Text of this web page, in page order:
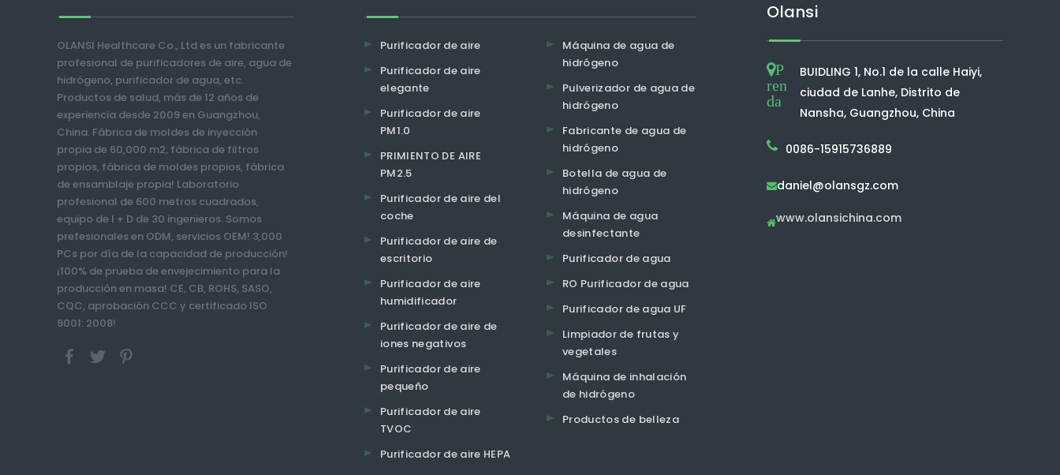
OLANSI Healthcare Co., Ltd es un fabricante
profesional de purificadores de aire, agua de
hidrógeno, purificador de agua, etc.
Productos de salud, más de 12 años de
experiencia desde 2009 en Guangzhou,
China. Fábrica de moldes de inyección
propia de 60,000 m2, fábrica de filtros
propios, fábrica de moldes propios, fábrica
de ensamblaje propia! Laboratorio
profesional de 600 metros cuadrados,
equipo de I + D de 30 ingenieros. Somos
prefesionales en ODM, servicios OEM! 3,000
PCs por día de la capacidad de producción!
¡100% de prueba de envejecimiento para la
producción en masa! CE, CB, ROHS, SASO,
CQC, aprobación CCC y certificado ISO
9001: 2008!
Purificador de aire
Purificador de aire
elegante
Purificador de aire
PM1.0
PRIMIENTO DE AIRE
PM2.5
Purificador de aire del
coche
Purificador de aire de
escritorio
Purificador de aire
humidificador
Purificador de aire de
iones negativos
Purificador de aire
pequeño
Purificador de aire
TVOC
Purificador de aire HEPA
Máquina de agua de
hidrógeno
Pulverizador de agua de
hidrógeno
Fabricante de agua de
hidrógeno
Botella de agua de
hidrógeno
Máquina de agua
desinfectante
Purificador de agua
RO Purificador de agua
Purificador de agua UF
Limpiador de frutas y
vegetales
Máquina de inhalación
de hidrógeno
Productos de belleza
Olansi
P
ren
da
BUIDLING 1, No.1 de la calle Haiyi,
ciudad de Lanhe, Distrito de
Nansha, Guangzhou, China
0086-15915736889
daniel@olansgz.com
www.olansichina.com